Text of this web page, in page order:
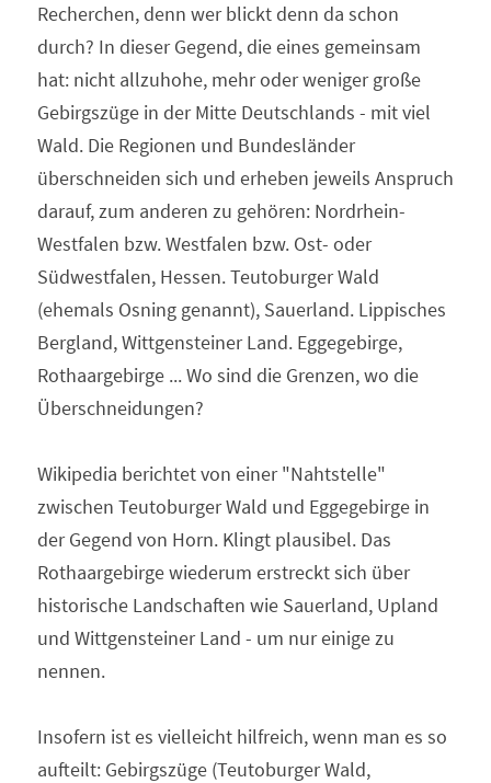
Recherchen, denn wer blickt denn da schon
durch? In dieser Gegend, die eines gemeinsam
hat: nicht allzuhohe, mehr oder weniger große
Gebirgszüge in der Mitte Deutschlands - mit viel
Wald. Die Regionen und Bundesländer
überschneiden sich und erheben jeweils Anspruch
darauf, zum anderen zu gehören: Nordrhein-
Westfalen bzw. Westfalen bzw. Ost- oder
Südwestfalen, Hessen. Teutoburger Wald
(ehemals Osning genannt), Sauerland. Lippisches
Bergland, Wittgensteiner Land. Eggegebirge,
Rothaargebirge ... Wo sind die Grenzen, wo die
Überschneidungen?
Wikipedia berichtet von einer "Nahtstelle"
zwischen Teutoburger Wald und Eggegebirge in
der Gegend von Horn. Klingt plausibel. Das
Rothaargebirge wiederum erstreckt sich über
historische Landschaften wie Sauerland, Upland
und Wittgensteiner Land - um nur einige zu
nennen.
Insofern ist es vielleicht hilfreich, wenn man es so
aufteilt: Gebirgszüge (Teutoburger Wald,